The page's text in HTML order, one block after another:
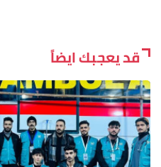
قد يعجبك ايضاً